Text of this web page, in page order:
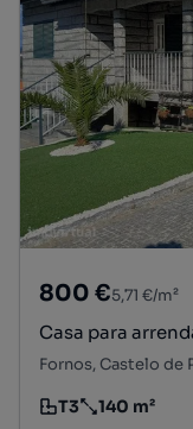
800 €5,71 €/m²
Casa para
Fornos, Castelo de
Tipologia
T3
Preço por metro
140 m²